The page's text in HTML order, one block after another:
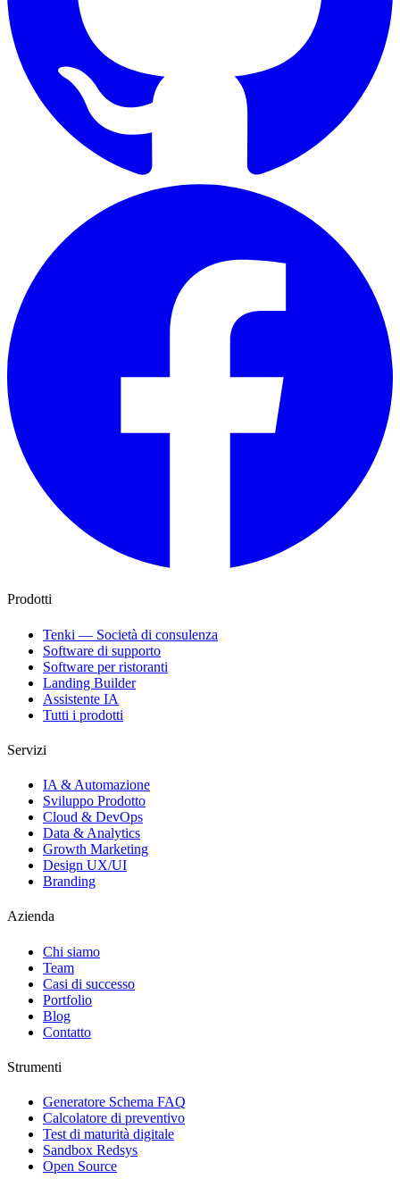
Prodotti
Tenki — Società di consulenza
Software di supporto
Software per ristoranti
Landing Builder
Assistente IA
Tutti i prodotti
Servizi
IA & Automazione
Sviluppo Prodotto
Cloud & DevOps
Data & Analytics
Growth Marketing
Design UX/UI
Branding
Azienda
Chi siamo
Team
Casi di successo
Portfolio
Blog
Contatto
Strumenti
Generatore Schema FAQ
Calcolatore di preventivo
Test di maturità digitale
Sandbox Redsys
Open Source